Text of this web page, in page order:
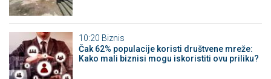
10:20 Biznis
Čak 62% populacije koristi društvene mreže:
Kako mali biznisi mogu iskoristiti ovu priliku?